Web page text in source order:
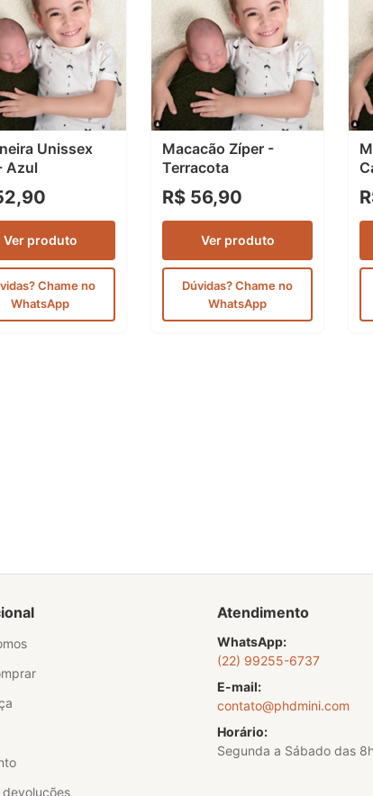
Unissex
Azul
Ver produto
Chame no
WhatsApp
Macacão Zíper -
Terracota
R$ 56,90
Ver produto
Dúvidas? Chame no
WhatsApp
devoluções
Atendimento
WhatsApp:
(22) 99255-6737
E-mail:
contato@phdmini.com
Horário:
Segunda a Sábado das